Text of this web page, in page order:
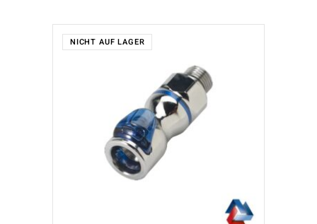
NICHT AUF LAGER
WEITERLESEN